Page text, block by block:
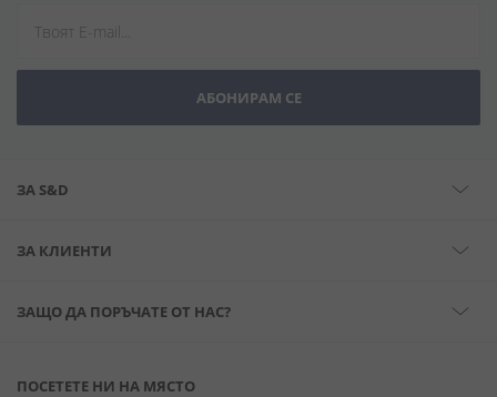
АБОНИРАМ СЕ
ЗА S&D
ЗА КЛИЕНТИ
ЗАЩО ДА ПОРЪЧАТЕ ОТ НАС?
ПОСЕТЕТЕ НИ НА МЯСТО